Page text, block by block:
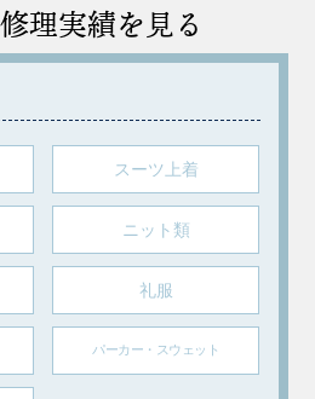
理実績を見る
スーツ上着
ニット類
礼服
パーカー・スウェット